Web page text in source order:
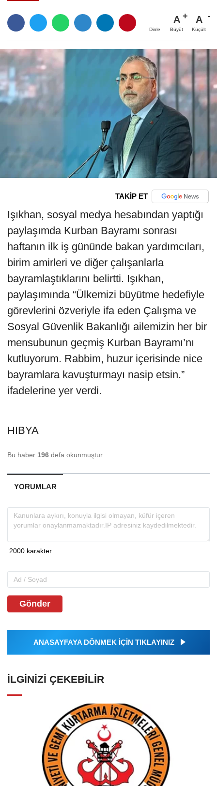
Dinle
A
Büyüt
A
Küçült
TAKİP ET
Işıkhan, sosyal medya hesabından yaptığı
paylaşımda Kurban Bayramı sonrası
haftanın ilk iş gününde bakan yardımcıları,
birim amirleri ve diğer çalışanlarla
bayramlaştıklarını belirtti. Işıkhan,
paylaşımında “Ülkemizi büyütme hedefiyle
görevlerini özveriyle ifa eden Çalışma ve
Sosyal Güvenlik Bakanlığı ailemizin her bir
mensubunun geçmiş Kurban Bayramı’nı
kutluyorum. Rabbim, huzur içerisinde nice
bayramlara kavuşturmayı nasip etsin.”
ifadelerine yer verdi.
HIBYA
Bu haber 196 defa okunmuştur.
YORUMLAR
Gönder
ANASAYFAYA DÖNMEK İÇİN TIKLAYINIZ
İLGINIZI ÇEKEBILIR